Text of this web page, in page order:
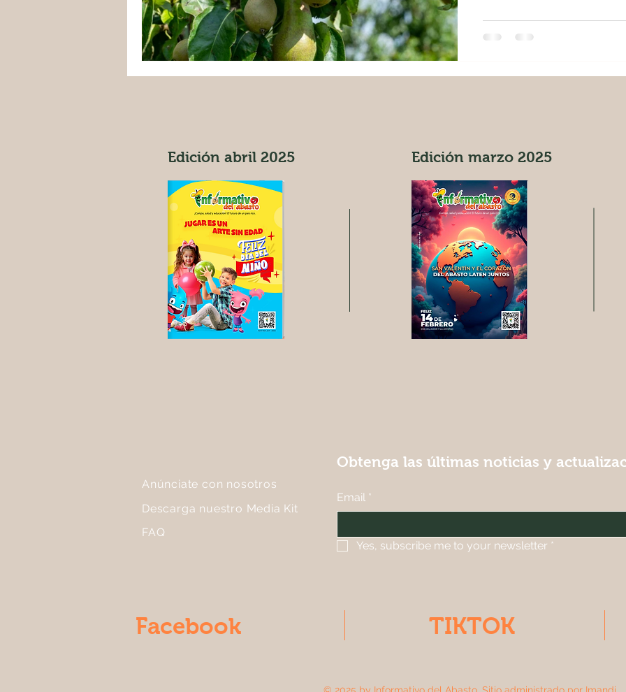
Edición abril 2025 Edición marzo 2025
Obtenga las últimas noticias y
Anúnciate con nosotros
Descarga nuestro Media Kit
FAQ
Email *
Yes, subscribe me to your newsletter *
Facebook TIKTOK
© 2025 by Informativo del Abasto. Sitio administrado por Imandi